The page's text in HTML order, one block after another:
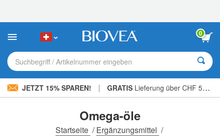
Sie:
Website
ein
Barrierefreiheitssystem.
0
Suchbegriff / Artikelnummer eingeben
JETZT 15% SPAREN! | GRATIS Lieferung über CHF 56.00 »
Omega-öle
Startseite /Ergänzungsmittel /